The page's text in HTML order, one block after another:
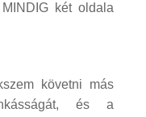
két oldala
követni más
és a